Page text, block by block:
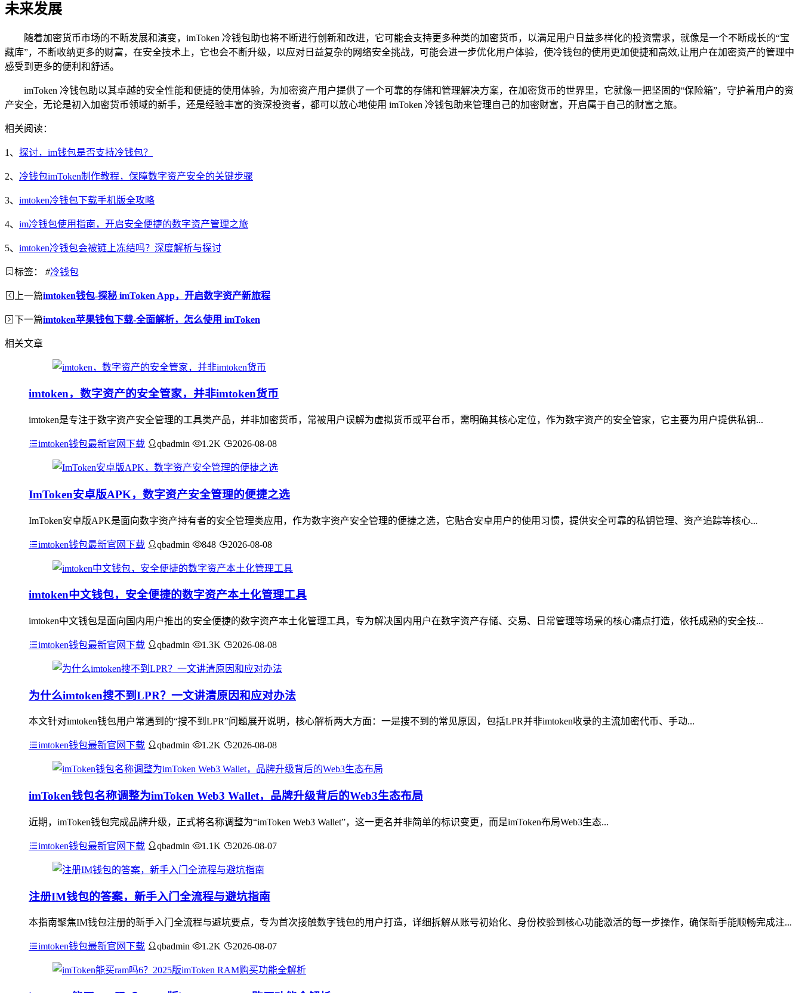
未来发展
随着加密货币市场的不断发展和演变，imToken 冷钱包助也将不断进行创新和改进，它可能会支持更多种类的加密货币，以满足用户日益多样化的投资需求，就像是一个不断成长的“宝
藏库”，不断收纳更多的财富，在安全技术上，它也会不断升级，以应对日益复杂的网络安全挑战，可能会进一步优化用户体验，使冷钱包的使用更加便捷和高效,让用户在加密资产的管理中
感受到更多的便利和舒适。
imToken 冷钱包助以其卓越的安全性能和便捷的使用体验，为加密资产用户提供了一个可靠的存储和管理解决方案，在加密货币的世界里，它就像一把坚固的“保险箱”，守护着用户的资
产安全，无论是初入加密货币领域的新手，还是经验丰富的资深投资者，都可以放心地使用 imToken 冷钱包助来管理自己的加密财富，开启属于自己的财富之旅。
相关阅读：
1、 探讨，im钱包是否支持冷钱包？
2、 冷钱包imToken制作教程，保障数字资产安全的关键步骤
3、 imtoken冷钱包下载手机版全攻略
4、 im冷钱包使用指南，开启安全便捷的数字资产管理之旅
5、 imtoken冷钱包会被链上冻结吗？深度解析与探讨
标签： #冷钱包
上一篇imtoken钱包-探秘 imToken App，开启数字资产新旅程
下一篇imtoken苹果钱包下载-全面解析，怎么使用 imToken
相关文章
imtoken，数字资产的安全管家，并非imtoken货币
imtoken是专注于数字资产安全管理的工具类产品，并非加密货币，常被用户误解为虚拟货币或平台币，需明确其核心定位，作为数字资产的安全管家，它主要为用户提供私钥...
imtoken钱包最新官网下载 qbadmin 1.2K 2026-08-08
ImToken安卓版APK，数字资产安全管理的便捷之选
ImToken安卓版APK是面向数字资产持有者的安全管理类应用，作为数字资产安全管理的便捷之选，它贴合安卓用户的使用习惯，提供安全可靠的私钥管理、资产追踪等核心...
imtoken钱包最新官网下载 qbadmin 848 2026-08-08
imtoken中文钱包，安全便捷的数字资产本土化管理工具
imtoken中文钱包是面向国内用户推出的安全便捷的数字资产本土化管理工具，专为解决国内用户在数字资产存储、交易、日常管理等场景的核心痛点打造，依托成熟的安全技...
imtoken钱包最新官网下载 qbadmin 1.3K 2026-08-08
为什么imtoken搜不到LPR？一文讲清原因和应对办法
本文针对imtoken钱包用户常遇到的“搜不到LPR”问题展开说明，核心解析两大方面：一是搜不到的常见原因，包括LPR并非imtoken收录的主流加密代币、手动...
imtoken钱包最新官网下载 qbadmin 1.2K 2026-08-08
imToken钱包名称调整为imToken Web3 Wallet，品牌升级背后的Web3生态布局
近期，imToken钱包完成品牌升级，正式将名称调整为“imToken Web3 Wallet”，这一更名并非简单的标识变更，而是imToken布局Web3生态...
imtoken钱包最新官网下载 qbadmin 1.1K 2026-08-07
注册IM钱包的答案，新手入门全流程与避坑指南
本指南聚焦IM钱包注册的新手入门全流程与避坑要点，专为首次接触数字钱包的用户打造，详细拆解从账号初始化、身份校验到核心功能激活的每一步操作，确保新手能顺畅完成注...
imtoken钱包最新官网下载 qbadmin 1.2K 2026-08-07